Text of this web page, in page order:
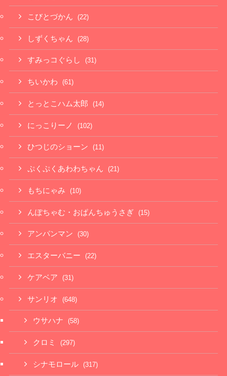
こびとづかん (22)
しずくちゃん (28)
すみっコぐらし (31)
ちいかわ (61)
とっとこハム太郎 (14)
にっこりーノ (102)
ひつじのショーン (11)
ぷくぷくあわわちゃん (21)
もちにゃみ (10)
んぽちゃむ・おぱんちゅうさぎ (15)
アンパンマン (30)
エスターバニー (22)
ケアベア (31)
サンリオ (648)
ウサハナ (58)
クロミ (297)
シナモロール (317)